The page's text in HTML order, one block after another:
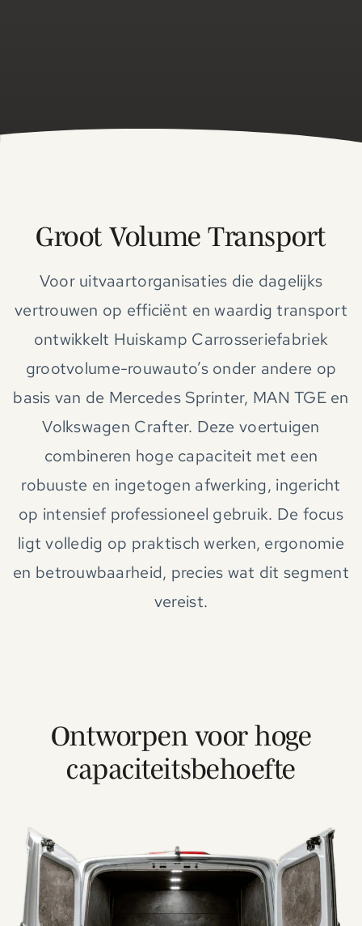
Groot Volume Transport
Voor uitvaartorganisaties die dagelijks
vertrouwen op efficiënt en waardig transport
ontwikkelt Huiskamp Carrosseriefabriek
grootvolume-rouwauto’s onder andere op
basis van de Mercedes Sprinter, MAN TGE en
Volkswagen Crafter. Deze voertuigen
combineren hoge capaciteit met een
robuuste en ingetogen afwerking, ingericht
op intensief professioneel gebruik. De focus
ligt volledig op praktisch werken, ergonomie
en betrouwbaarheid, precies wat dit segment
vereist.
Ontworpen voor hoge
capaciteitsbehoefte